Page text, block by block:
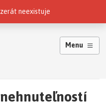
Menu
neexistuje